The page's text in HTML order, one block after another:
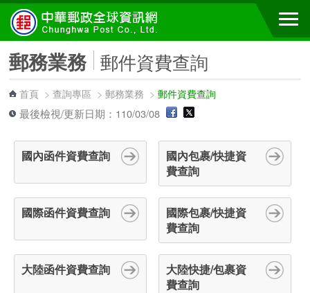
跳到主要內容區塊
郵務業務 郵件資費查詢
首頁 >查詢專區 >郵務業務 >郵件資費查詢
最後檢視/更新日期：110/03/08
國內函件資費查詢
國內包裹/快捷資
費查詢
國際函件資費查詢
國際包裹/快捷資
費查詢
大陸函件資費查詢
大陸快捷/包裹資
費查詢